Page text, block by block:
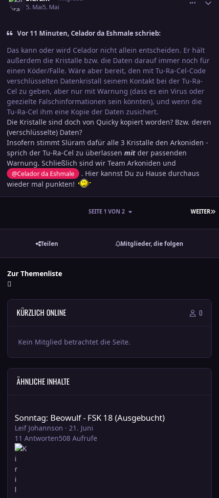
5. Mai5. Mai
Vor 11 Minuten, Celador da Eshmale schrieb:
Das kann oder wird Celador nicht allein entscheiden. Er hält
außerdem die Kristalle bzw. die Daten darauf immer noch für
einen Köder/Falle. Wäre aber bereit, den mit Tu-Ra-Cel-Code
verschlüsselten Datenkristall seinem Kontakt bei der Tu-Ra-
Cel zu geben, aber nur mit Warnung (dass es ein Virus oder
geezielte Falschinformationen sein könnten), und wenn die
Tu-Ra-Cel ihm eine Kopie der Daten zusichert.
Die Kristalle sind doch von Quicky kopiert worden? Bzw. deren
(verschlüsselte) Daten?
Insofern stimmt Slüram dafür alle 3 Kristalle den Arkoniden -
sprich der Tu-Ra-Cel zu überlassen mit der passenden
Warnung. Schließlich sind wir Team Arkoniden und
@Celador da Eshmale
. Hier kannst Du zu Hause durchaus
wieder mal punkten!
WEITER
SEITE 1 VON 2
Teilen Mitglieder, die folgen
Zur Themenliste
KÜRZLICH ONLINE 0
Kein Mitglied betrachtet die Seite.
ÄHNLICHE INHALTE
Sonntag: Beowulf - FSK 18 (Ausgebucht)
Leif Johannson · 21. Juni
11 Antworten508 Aufrufe